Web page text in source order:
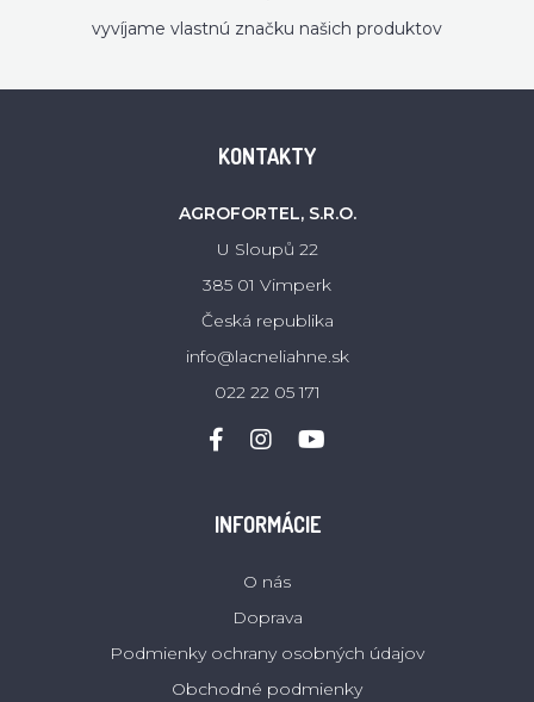
vyvíjame vlastnú značku našich produktov
KONTAKTY
AGROFORTEL, S.R.O.
U Sloupů 22
385 01 Vimperk
Česká republika
info@lacneliahne.sk
022 22 05 171
INFORMÁCIE
O nás
Doprava
Podmienky ochrany osobných údajov
Obchodné podmienky